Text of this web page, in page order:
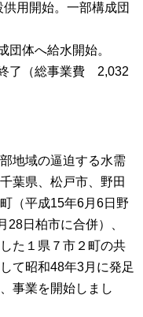
用開始。一部構成団
体へ給水開始。
了（総事業費 2,032
地域の逼迫する水需
葉県、松戸市、野田
（平成15年6月6日野
28日柏市に合併）、
た１県７市２町の共
て昭和48年3月に発足
事業を開始しまし